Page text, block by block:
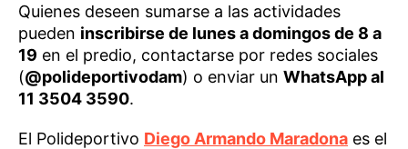
Quienes deseen sumarse a las actividades
pueden inscribirse de lunes a domingos de 8 a
19 en el predio, contactarse por redes sociales
(@polideportivodam) o enviar un WhatsApp al
11 3504 3590.
El Polideportivo Diego Armando Maradona es el